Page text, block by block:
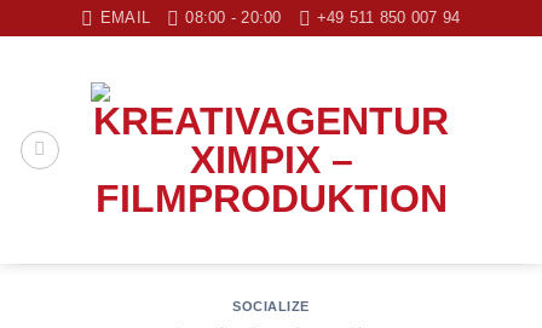
EMAIL 08:00 - 20:00 +49 511 850 007 94
SOCIALIZE